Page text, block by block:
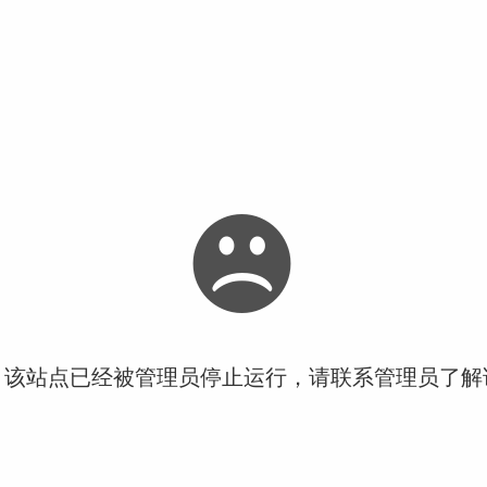
站点已经被管理员停止运行，请联系管理员了